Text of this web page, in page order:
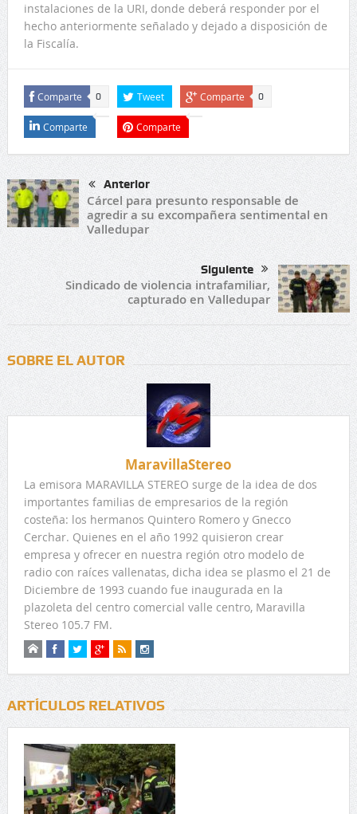
instalaciones de la URI, donde deberá responder por el
hecho anteriormente señalado y dejado a disposición de
la Fiscalía.
Comparte 0 Tweet Comparte 0
Comparte Comparte
Anterior
Cárcel para presunto responsable de
agredir a su excompañera sentimental en
Valledupar
Siguiente
Sindicado de violencia intrafamiliar,
capturado en Valledupar
SOBRE EL AUTOR
MaravillaStereo
La emisora MARAVILLA STEREO surge de la idea de dos
importantes familias de empresarios de la región
costeña: los hermanos Quintero Romero y Gnecco
Cerchar. Quienes en el año 1992 quisieron crear
empresa y ofrecer en nuestra región otro modelo de
radio con raíces vallenatas, dicha idea se plasmo el 21 de
Diciembre de 1993 cuando fue inaugurada en la
plazoleta del centro comercial valle centro, Maravilla
Stereo 105.7 FM.
ARTÍCULOS RELATIVOS